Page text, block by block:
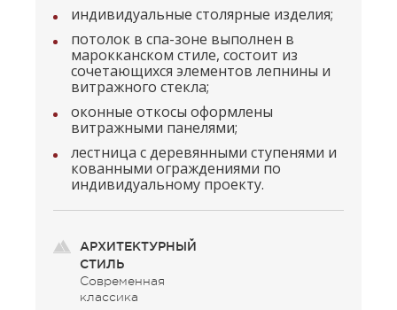
индивидуальные столярные изделия;
потолок в спа-зоне выполнен в
марокканском стиле, состоит из
сочетающихся элементов лепнины и
витражного стекла;
оконные откосы оформлены
витражными панелями;
лестница с деревянными ступенями и
кованными ограждениями по
индивидуальному проекту.
АРХИТЕКТУРНЫЙ
СТИЛЬ
Современная
классика